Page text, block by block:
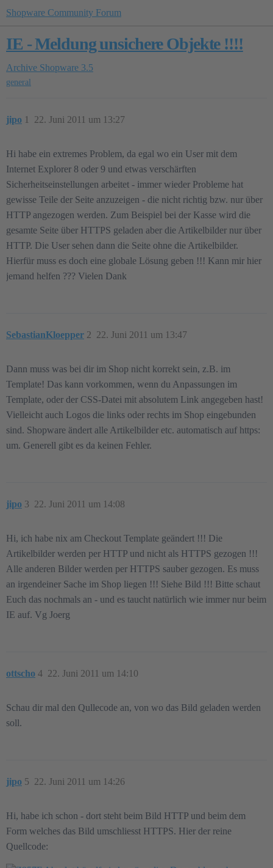
Shopware Community Forum
IE - Meldung unsichere Objekte !!!!
Archive Shopware 3.5
general
jipo 22. Juni 2011 um 13:27
1
Hi habe ein extremes Problem, da egal wo ein User mit dem
Internet Explorer 8 oder 9 und etwas verschärften
Sicherheitseinstellungen arbeitet - immer wieder Probleme hat
gewisse Teile der Seite anzuzeigen - die nicht richtig bzw. nur über
HTTP angezogen werden. Zum Beispiel bei der Kasse wird die
gesamte Seite über HTTPS geladen aber die Artikelbilder nur über
HTTP. Die User sehen dann die Seite ohne die Artikelbilder.
Hierfür muss es doch eine globale Lösung geben !!! Kann mir hier
jemand helfen ??? Vielen Dank
SebastianKloepper 22. Juni 2011 um 13:47
2
Dann muss was bei dir im Shop nicht korrekt sein, z.B. im
Template! Das kann vorkommen, wenn du Anpassungen im
Template, oder der CSS-Datei mit absolutem Link angegeben hast!
Vielleicht auch Logos die links oder rechts im Shop eingebunden
sind. Shopware ändert alle Artikelbilder etc. automatisch auf https:
um. Generell gibt es da keinen Fehler.
jipo 22. Juni 2011 um 14:08
3
Hi, ich habe nix am Checkout Template geändert !!! Die
Artikelbilder werden per HTTP und nicht als HTTPS gezogen !!!
Alle anderen Bilder werden per HTTPS sauber gezogen. Es muss
an irgendeiner Sache im Shop liegen !!! Siehe Bild !!! Bitte schaut
Euch das nochmals an - und es taucht natürlich wie immer nur beim
IE auf. Vg Joerg
ottscho 22. Juni 2011 um 14:10
4
Schau dir mal den Qullecode an, von wo das Bild geladen werden
soll.
jipo 22. Juni 2011 um 14:26
5
Hi, habe ich schon - dort steht beim Bild HTTP und beim dem
Form welches das Bild umschliesst HTTPS. Hier der reine
Quellcode: